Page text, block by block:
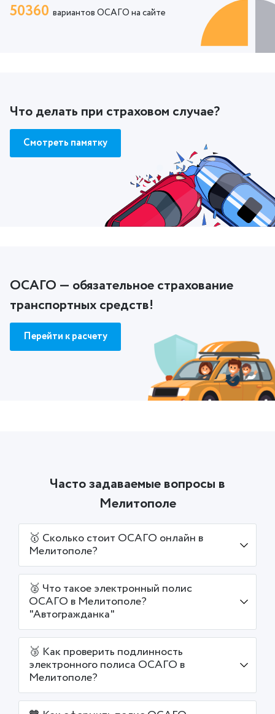
50360 вариантов ОСАГО на сайте
Что делать при страховом случае?
Смотреть памятку
ОСАГО — обязательное страхование
транспортных средств!
Перейти к расчету
Часто задаваемые вопросы в
Мелитополе
🥇 Сколько стоит ОСАГО онлайн в
Мелитополе?
🥈 Что такое электронный полис
ОСАГО в Мелитополе?
"Автогражданка"
🥉 Как проверить подлинность
электронного полиса ОСАГО в
Мелитополе?